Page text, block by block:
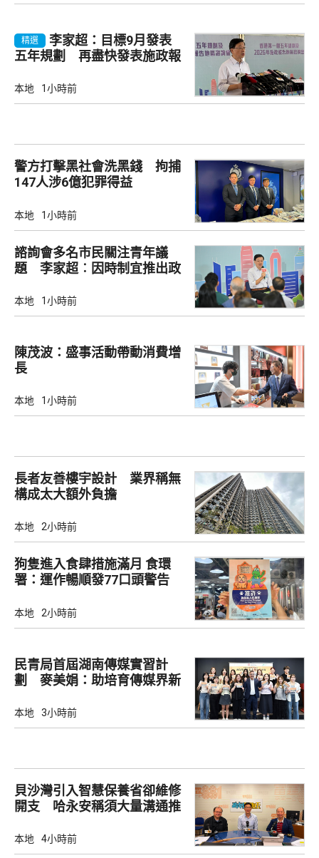
精選
李家超：目標9月發表
五年規劃 再盡快發表施政報
本地 1小時前
警方打擊黑社會洗黑錢 拘捕
147人涉6億犯罪得益
本地 1小時前
諮詢會多名市民關注青年議
題 李家超︰因時制宜推出政
本地 1小時前
陳茂波：盛事活動帶動消費增
長
本地 1小時前
長者友善樓宇設計 業界稱無
構成太大額外負擔
本地 2小時前
狗隻進入食肆措施滿月 食環
署：運作暢順發77口頭警告
本地 2小時前
民青局首屆湖南傳媒實習計
劃 麥美娟：助培育傳媒界新
本地 3小時前
貝沙灣引入智慧保養省卻維修
開支 哈永安稱須大量溝通推
本地 4小時前